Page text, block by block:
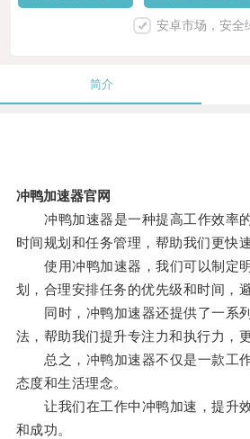
安卓市场，安全
简介
冲鸭加速器官网
冲鸭加速器是一种提高工作效率
时间规划和任务管理，帮助我们更快
使用冲鸭加速器，我们可以制定
划，合理安排任务的优先级和时间，
同时，冲鸭加速器还提供了一系
法，帮助我们提升专注力和执行力，
总之，冲鸭加速器不仅是一款工
态度和生活理念。
让我们在工作中冲鸭加速，提升
和成功。